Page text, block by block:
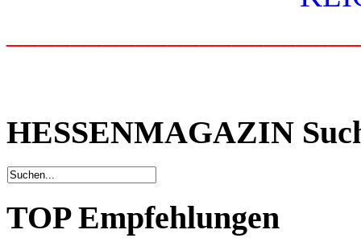
HESSENMAGAZIN
TOP Empfehlungen